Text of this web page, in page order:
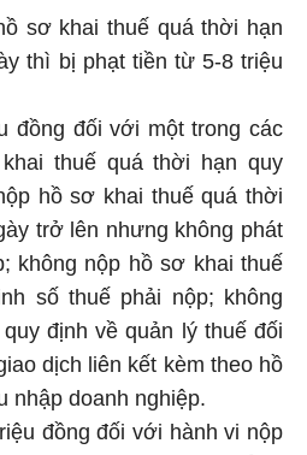
sơ khai thuế quá thời hạn
thì bị phạt tiền từ 5-8 triệu
đồng đối với một trong các
thuế quá thời hạn quy
hồ sơ khai thuế quá thời
trở lên nhưng không phát
không nộp hồ sơ khai thuế
số thuế phải nộp; không
định về quản lý thuế đối
dịch liên kết kèm theo hồ
nhập doanh nghiệp.
đồng đối với hành vi nộp